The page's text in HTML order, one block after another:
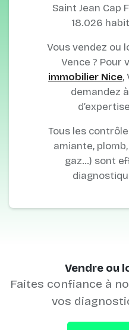
Saint Jean Cap
18.026
Vous vendez ou
Vence ? Pour
immobilier Nice,
demandez
Tous les
amiante,
gaz…) sont
Vendre ou
Faites confiance à
vos